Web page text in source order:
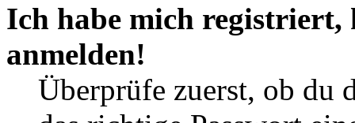
Ich habe mich
anmelden!
Überprüfe zuerst, ob du